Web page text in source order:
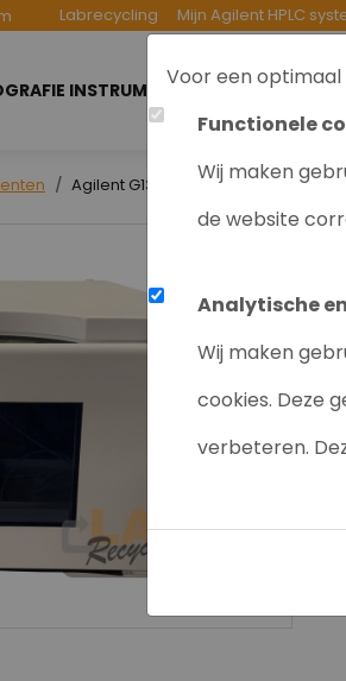
Voor een
Functionele
Wij maken
de website
Analytische
Wij maken
cookies. Deze
verbeteren.
Labrecycling Mijn Agilent HPLC
INSTRUMENTEN INKOOP
Agilent G1364C Analyt Fc HPLC 1200